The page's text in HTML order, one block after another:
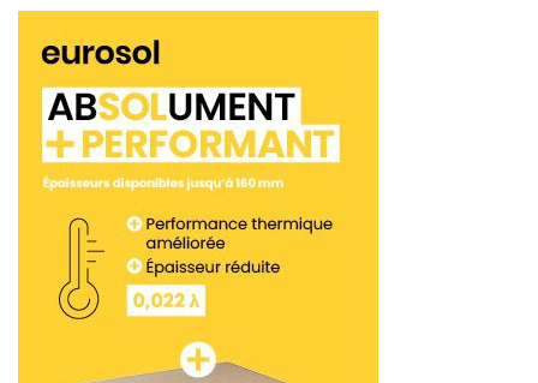
chaux hydraulique naturelle. Des dosages
spécifiques ont été définis en collaboration avec
Cesa (Chaux et Enduits de Saint-Astier).
<< Partie 1
Laterlite Ragréage Ravoirage